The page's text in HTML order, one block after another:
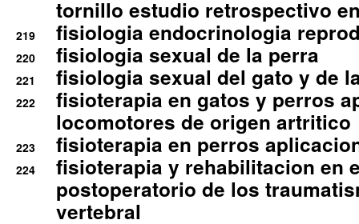
tornillo estudio retrospectivo
219 fisiologia endocrinologia
220 fisiologia sexual de la perra
221 fisiologia sexual del gato y de
222
fisioterapia en gatos y perros
locomotores de origen artritico
223 fisioterapia en perros
224
fisioterapia y rehabilitacion en
postoperatorio de los
vertebral